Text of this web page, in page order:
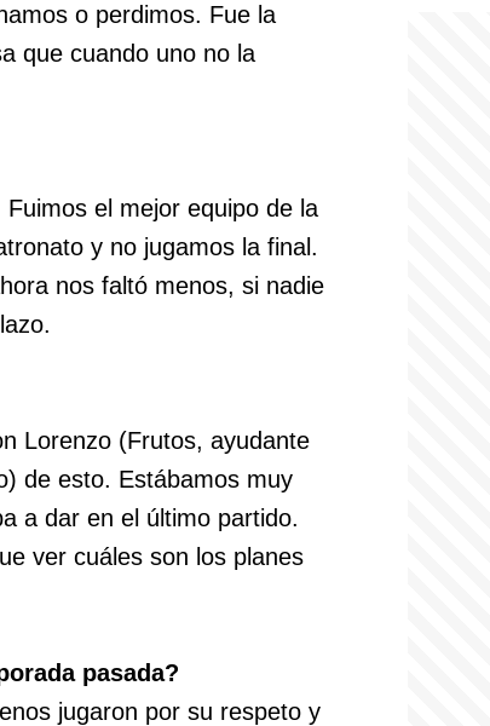
o perdimos. Fue la
que cuando uno no la
el mejor equipo de la
y no jugamos la final.
nos faltó menos, si nadie
Lorenzo (Frutos, ayudante
de esto. Estábamos muy
a dar en el último partido.
ver cuáles son los planes
pasada?
jugaron por su respeto y